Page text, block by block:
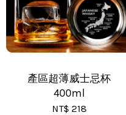
•黑貓(包裹
產區超薄威士忌杯
400ml
NT$ 218